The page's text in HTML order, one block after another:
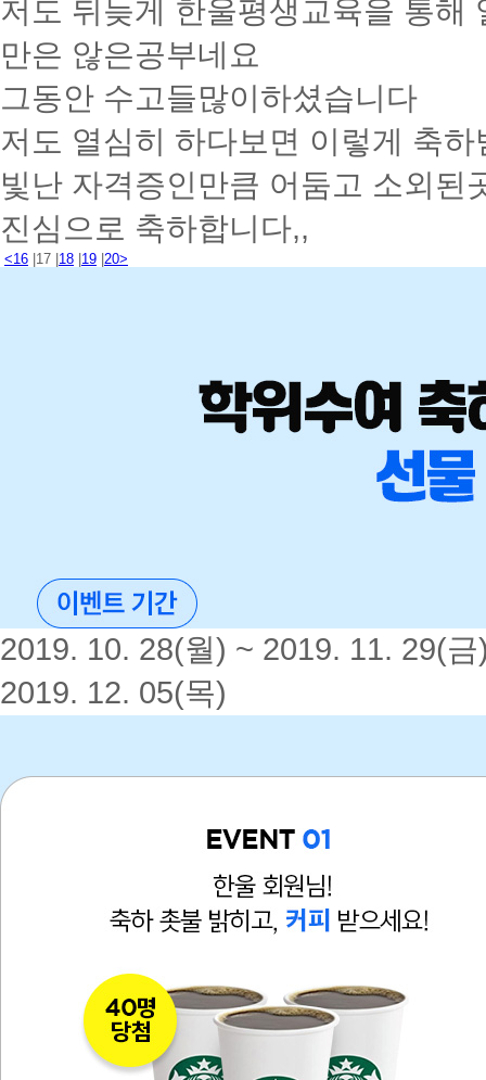
저도 뒤늦게 한울평생교육을 통해
만은 않은공부네요
그동안 수고들많이하셨습니다
저도 열심히 하다보면 이렇게 축
빛난 자격증인만큼 어둠고 소외된
진심으로 축하합니다,,
<16 17 18 19 20>
2019. 10. 28(월) ~ 2019. 11. 29(금
2019. 12. 05(목)